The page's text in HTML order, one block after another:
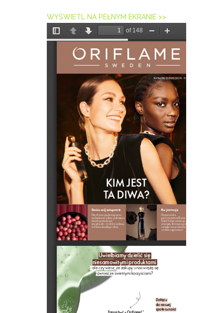
WYŚWIETL NA PEŁNYM EKRANIE >>